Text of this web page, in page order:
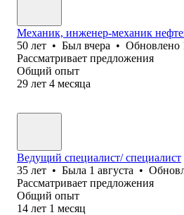
Механик, инженер-механик
50 лет • Был вчера • Обновлено
Рассматривает предложения
Общий опыт
29 лет 4 месяца
Ведущий специалист/ специалист
35 лет • Была 1 августа •
Рассматривает предложения
Общий опыт
14 лет 1 месяц